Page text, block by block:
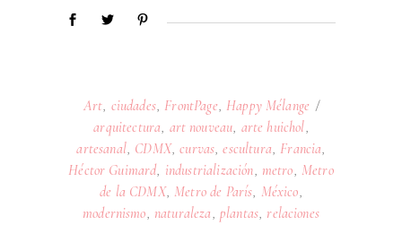
Art, ciudades, FrontPage, Happy Mélange
arquitectura, art nouveau, arte huichol,
artesanal, CDMX,curvas,escultura, Francia,
Héctor Guimard, industrialización, metro, Metro
de la CDMX, Metro de París, México,
modernismo, naturaleza, plantas, relaciones